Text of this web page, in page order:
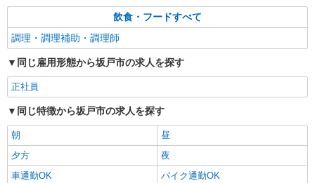
時給1145円
埼玉県坂戸市の中学校
キープ
パート
株式会社ベネミール（特別養護老人ホーム さかどロイヤルの園）
調理師
時給1,300円以上 試用期間 時給1,300円以上
（2ヶ月 習熟度により変動）
特別養護老人ホーム さかどロイヤルの園
（埼玉県坂戸市大字森戸739-1）
飲食・フードすべて
調理・調理補助・調理師
同じ雇用形態から坂戸市の求人を探す
正社員
同じ特徴から坂戸市の求人を探す
朝
昼
夕方
夜
車通勤OK
バイク通勤OK